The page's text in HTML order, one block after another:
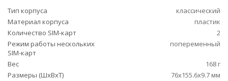
Тип корпуса
классический
Материал корпуса
пластик
Количество SIM-карт
2
Режим работы нескольких
SIM-карт
попеременный
Вес
168 г
Размеры (ШxВxТ)
76x155.6x9.7 мм